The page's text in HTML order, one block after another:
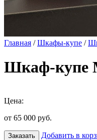
Главная /Шкафы-купе /
Шкаф-купе
Цена:
от 65 000 руб.
Заказать Добавить в